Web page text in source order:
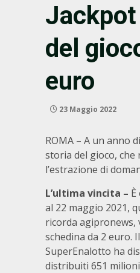
del
euro
23 Maggio 2022
ROMA – A un anno
storia del gioco,
l’estrazione di
L’ultima vincita –
al 22 maggio 2021,
ricorda agipronews,
schedina da 2 euro.
SuperEnalotto ha
distribuiti 651